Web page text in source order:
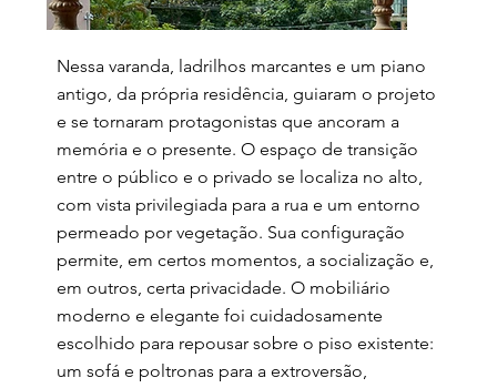
Nessa varanda, ladrilhos marcantes e um piano
antigo, da própria residência, guiaram o projeto
e se tornaram protagonistas que ancoram a
memória e o presente. O espaço de transição
entre o público e o privado se localiza no alto,
com vista privilegiada para a rua e um entorno
permeado por vegetação. Sua configuração
permite, em certos momentos, a socialização e,
em outros, certa privacidade. O mobiliário
moderno e elegante foi cuidadosamente
escolhido para repousar sobre o piso existente:
um sofá e poltronas para a extroversão,